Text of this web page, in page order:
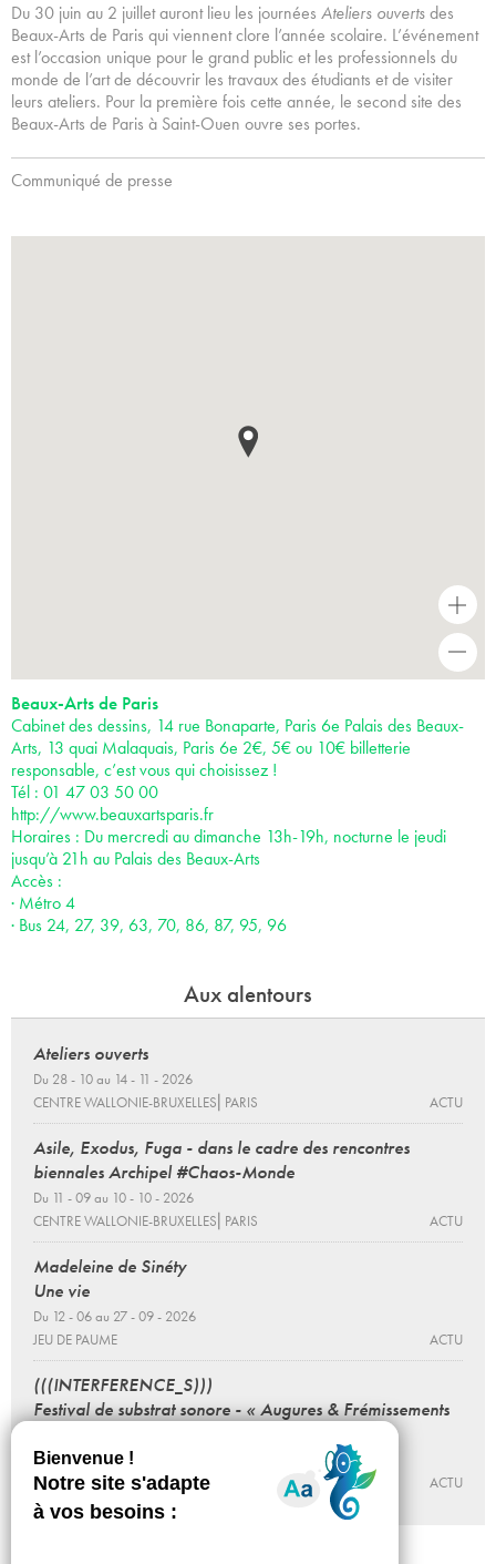
Du 30 juin au 2 juillet auront lieu les journées Ateliers ouvertsdes
Beaux-Arts de Paris qui viennent clore l’année scolaire. L’événement
est l’occasion unique pour le grand public et les professionnels du
monde de l’art de découvrir les travaux des étudiants et de visiter
leurs ateliers. Pour la première fois cette année, le second site des
Beaux-Arts de Paris à Saint-Ouen ouvre ses portes.
Communiqué de presse
+
Beaux-Arts de Paris
Cabinet des dessins, 14 rue Bonaparte, Paris 6e Palais des Beaux-
Arts, 13 quai Malaquais, Paris 6e 2€, 5€ ou 10€ billetterie
responsable, c’est vous qui choisissez !
Tél : 01 47 03 50 00
http://www.beauxartsparis.fr
Horaires : Du mercredi au dimanche 13h-19h, nocturne le jeudi
jusqu’à 21h au Palais des Beaux-Arts
Accès :
· Métro 4
· Bus 24, 27, 39, 63, 70, 86, 87, 95, 96
Aux alentours
Ateliers ouverts
Du 28 - 10 au 14 - 11 - 2026
CENTRE WALLONIE-BRUXELLES⎜PARIS
ACTU
Asile, Exodus, Fuga - dans le cadre des rencontres
biennales Archipel #Chaos-Monde
Du 11 - 09 au 10 - 10 - 2026
CENTRE WALLONIE-BRUXELLES⎜PARIS
ACTU
Madeleine de Sinéty
Une vie
Du 12 - 06 au 27 - 09 - 2026
JEU DE PAUME
ACTU
(((INTERFERENCE_S)))
Festival de substrat sonore - « Augures & Frémissements
Du 22 - 05 au 19 - 08 - 2026
CENTRE WALLONIE-BRUXELLES⎜PARIS
ACTU